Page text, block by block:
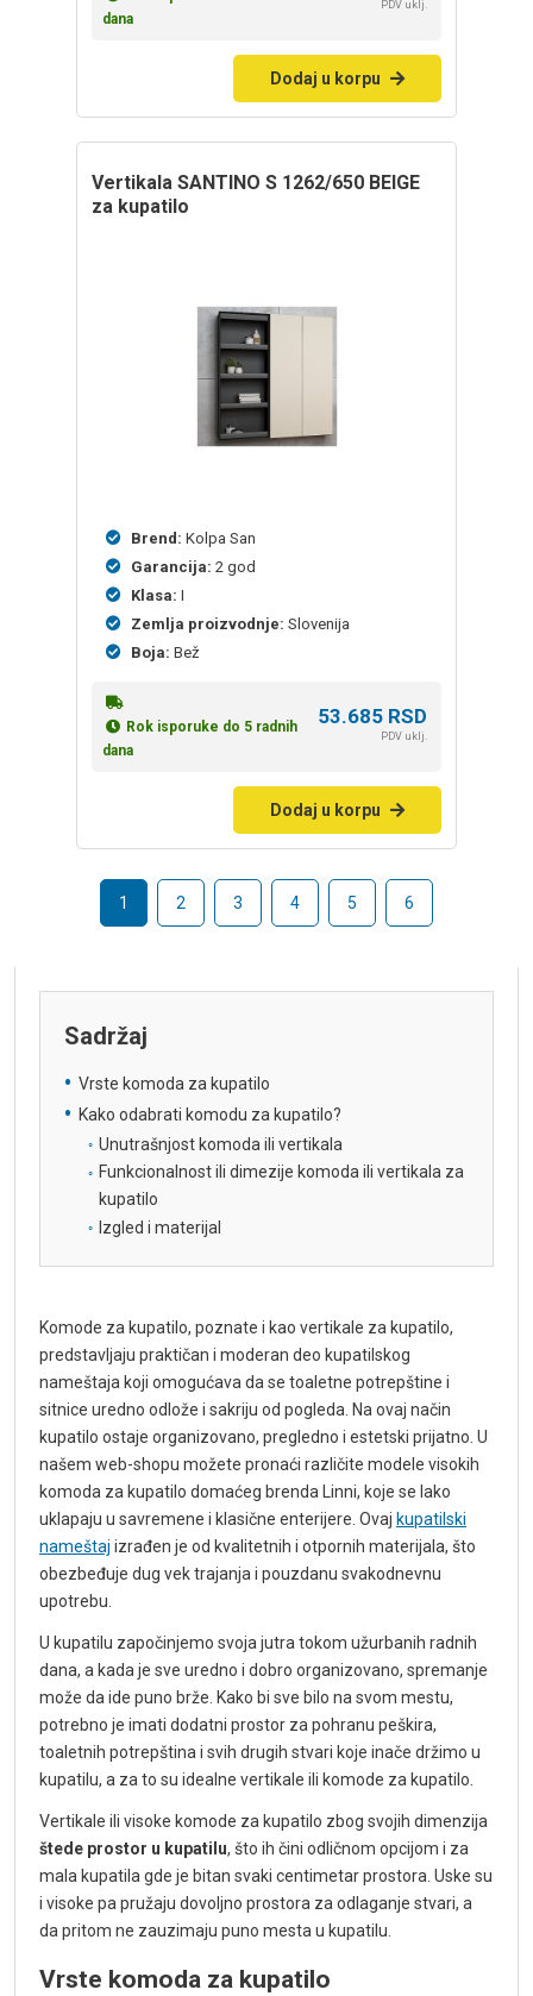
dana
PDV uklj.
Dodaj u korpu
vertikala SANTINO S 1262/650 BEIGE
za kupatilo
Brend: Kolpa San
Garancija: 2 god
Klasa: I
Zemlja proizvodnje: Slovenija
Boja: Bež
Rok isporuke do 5 radnih
dana
53.685 RSD
PDV uklj.
Dodaj u korpu
1 2 3 4 5 6
Sadržaj
Vrste komoda za kupatilo
Kako odabrati komodu za kupatilo?
Unutrašnjost komoda ili vertikala
Funkcionalnost ili dimezije komoda ili vertikala za
kupatilo
Izgled i materijal
Komode za kupatilo, poznate i kao vertikale za kupatilo,
predstavljaju praktičan i moderan deo kupatilskog
nameštaja koji omogućava da se toaletne potrepštine i
sitnice uredno odlože i sakriju od pogleda. Na ovaj način
kupatilo ostaje organizovano, pregledno i estetski prijatno. U
našem web-shopu možete pronaći različite modele visokih
komoda za kupatilo domaćeg brenda Linni, koje se lako
uklapaju u savremene i klasične enterijere. Ovaj kupatilski
nameštaj izrađen je od kvalitetnih i otpornih materijala, što
obezbeđuje dug vek trajanja i pouzdanu svakodnevnu
upotrebu.
U kupatilu započinjemo svoja jutra tokom užurbanih radnih
dana, a kada je sve uredno i dobro organizovano, spremanje
može da ide puno brže. Kako bi sve bilo na svom mestu,
potrebno je imati dodatni prostor za pohranu peškira,
toaletnih potrepština i svih drugih stvari koje inače držimo u
kupatilu, a za to su idealne vertikale ili komode za kupatilo.
Vertikale ili visoke komode za kupatilo zbog svojih dimenzija
štede prostor u kupatilu, što ih čini odličnom opcijom i za
mala kupatila gde je bitan svaki centimetar prostora. Uske su
i visoke pa pružaju dovoljno prostora za odlaganje stvari, a
da pritom ne zauzimaju puno mesta u kupatilu.
Vrste komoda za kupatilo